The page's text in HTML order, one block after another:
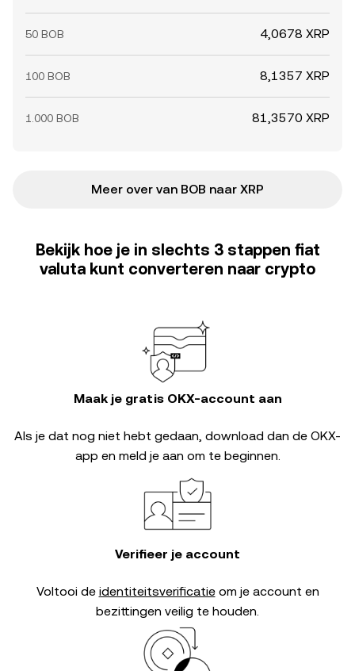
50 BOB 4,0678 XRP
100 BOB 8,1357 XRP
1.000 BOB 81,3570 XRP
Meer over van BOB naar XRP
Bekijk hoe je in slechts 3 stappen fiat
valuta kunt converteren naar crypto
Maak je gratis OKX-account aan
Als je dat nog niet hebt gedaan, download dan de OKX-
app en meld je aan om te beginnen.
Verifieer je account
Voltooi de identiteitsverificatieom je account en
bezittingen veilig te houden.